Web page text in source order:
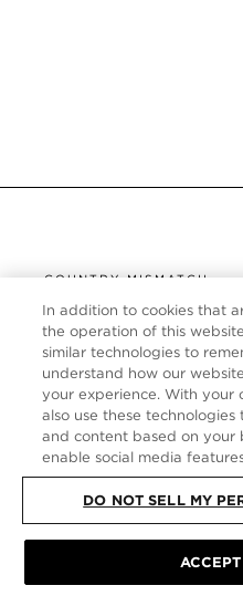
COUNTRY MISMATCH
YOU ARE
UNITED
It looks like you are
but you are currently
Would you like to be
SHOP IN
SERVICE CLIENT
FOLLOW US
POLITIQUE DE
In addition to cookies that
the operation of this
similar technologies to
understand how our
your experience. With your
also use these
and content based on your
enable social media
DO NOT SELL MY